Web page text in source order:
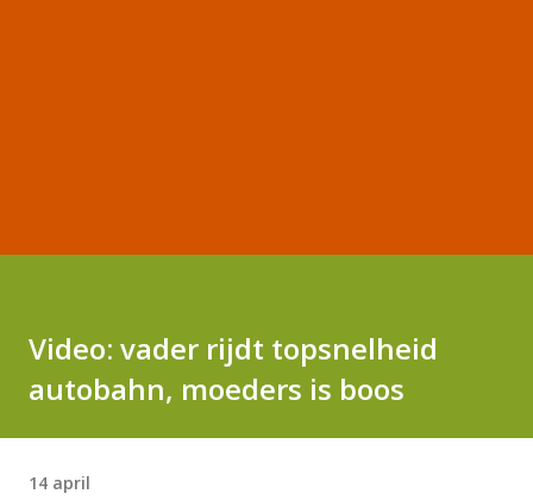
Video: vader rijdt topsnelheid
autobahn, moeders is boos
14 april